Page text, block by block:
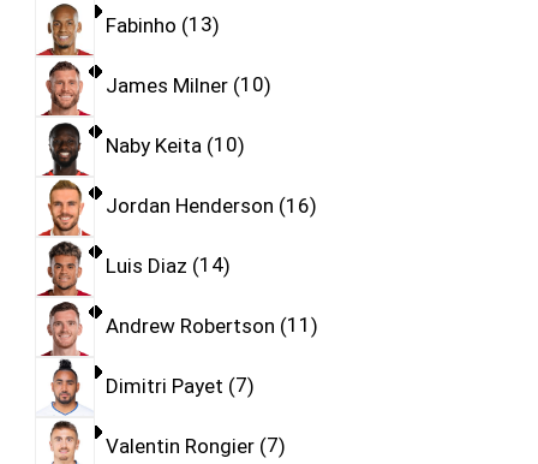
Fabinho 13
James Milner 10
Naby Keita 10
Jordan Henderson 16
Luis Diaz 14
Andrew Robertson 11
Dimitri Payet 7
Valentin Rongier 7